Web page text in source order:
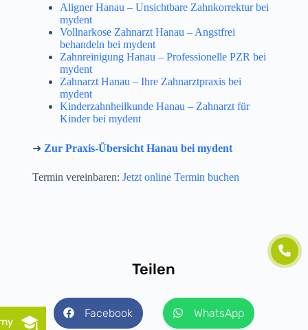
Aligner Hanau – Unsichtbare Zahnkorrektur bei
mydent
Vollnarkose Zahnarzt Hanau – Angstfrei
behandeln bei mydent
Zahnreinigung Hanau – Professionelle PZR bei
mydent
Zahnarzt Hanau – Ihre Zahnarztpraxis bei
mydent
Kinderzahnheilkunde Hanau – Zahnarzt für
Kinder bei mydent
➜ Zur Praxis-Übersicht Hanau bei mydent
Termin vereinbaren: Jetzt online Termin buchen
Teilen
Facebook WhatsApp